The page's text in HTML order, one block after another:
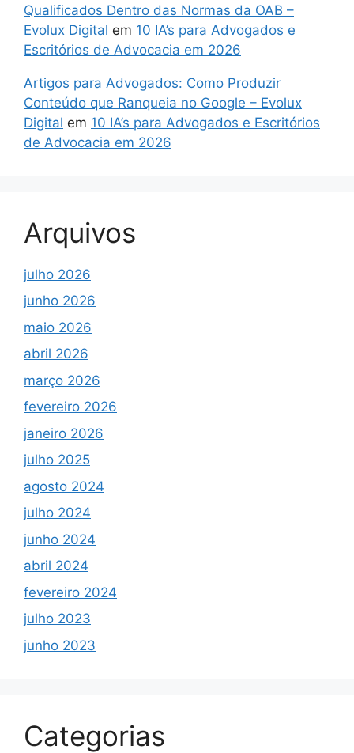
Qualificados Dentro das Normas da OAB –
Evolux Digital em 10 IA’s para Advogados e
Escritórios de Advocacia em 2026
Artigos para Advogados: Como Produzir
Conteúdo que Ranqueia no Google – Evolux
Digital em 10 IA’s para Advogados e Escritórios
de Advocacia em 2026
Arquivos
julho 2026
junho 2026
maio 2026
abril 2026
março 2026
fevereiro 2026
janeiro 2026
julho 2025
agosto 2024
julho 2024
junho 2024
abril 2024
fevereiro 2024
julho 2023
junho 2023
Categorias